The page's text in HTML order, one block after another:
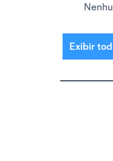
Exibir